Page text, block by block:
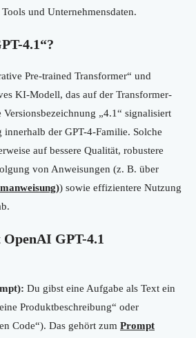
und Unternehmensdaten.
4.1“?
Pre-trained Transformer“ und
KI-Modell, das auf der Transformer-
„4.1“ signalisiert
der GPT-4-Familie. Solche
auf bessere Qualität, robustere
von Anweisungen (z. B. über
) sowie effizientere Nutzung
GPT-4.1
Du gibst eine Aufgabe als Text ein
Produktbeschreibung“ oder
Code“). Das gehört zum Prompt